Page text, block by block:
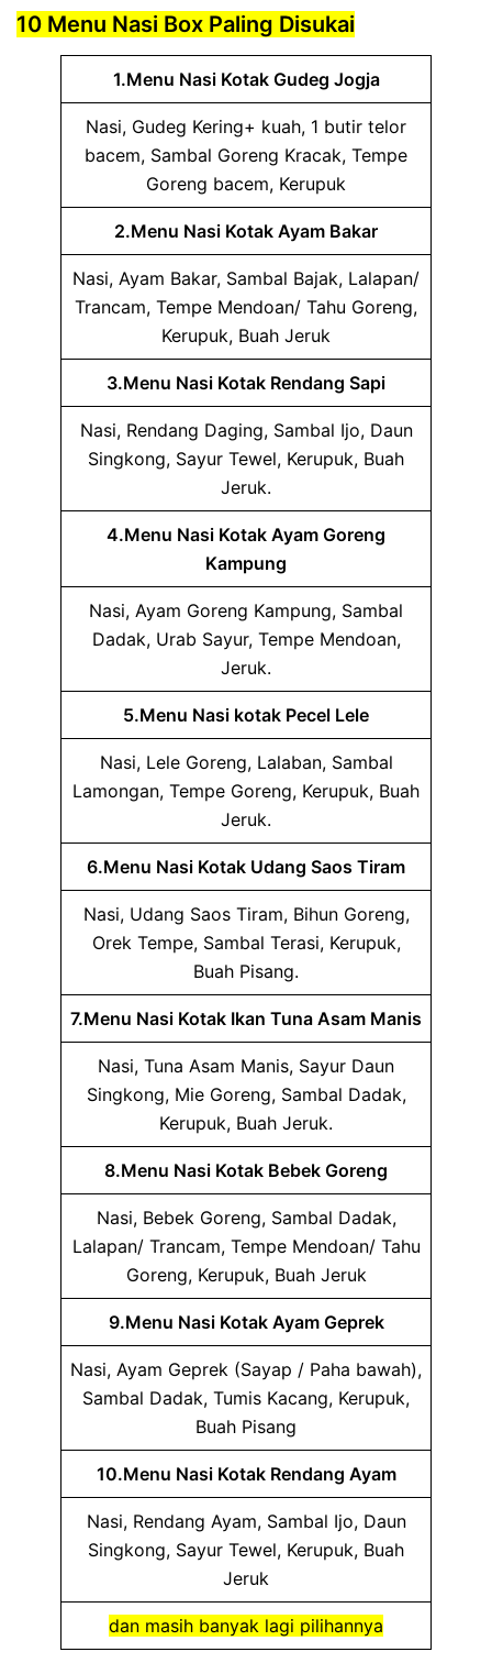
10 Menu Nasi Box Paling Disukai
1.Menu Nasi Kotak Gudeg Jogja
Nasi, Gudeg Kering+ kuah, 1 butir telor
bacem, Sambal Goreng Kracak, Tempe
Goreng bacem, Kerupuk
2.Menu Nasi Kotak Ayam Bakar
Nasi, Ayam Bakar, Sambal Bajak, Lalapan/
Trancam, Tempe Mendoan/ Tahu Goreng,
Kerupuk, Buah Jeruk
3.Menu Nasi Kotak Rendang Sapi
Nasi, Rendang Daging, Sambal Ijo, Daun
Singkong, Sayur Tewel, Kerupuk, Buah
Jeruk.
4.Menu Nasi Kotak Ayam Goreng
Kampung
Nasi, Ayam Goreng Kampung, Sambal
Dadak, Urab Sayur, Tempe Mendoan,
Jeruk.
5.Menu Nasi kotak Pecel Lele
Nasi, Lele Goreng, Lalaban, Sambal
Lamongan, Tempe Goreng, Kerupuk, Buah
Jeruk.
6.Menu Nasi Kotak Udang Saos Tiram
Nasi, Udang Saos Tiram, Bihun Goreng,
Orek Tempe, Sambal Terasi, Kerupuk,
Buah Pisang.
7.Menu Nasi Kotak Ikan Tuna Asam Manis
Nasi, Tuna Asam Manis, Sayur Daun
Singkong, Mie Goreng, Sambal Dadak,
Kerupuk, Buah Jeruk.
8.Menu Nasi Kotak Bebek Goreng
Nasi, Bebek Goreng, Sambal Dadak,
Lalapan/ Trancam, Tempe Mendoan/ Tahu
Goreng, Kerupuk, Buah Jeruk
9.Menu Nasi Kotak Ayam Geprek
Nasi, Ayam Geprek (Sayap / Paha bawah),
Sambal Dadak, Tumis Kacang, Kerupuk,
Buah Pisang
10.Menu Nasi Kotak Rendang Ayam
Nasi, Rendang Ayam, Sambal Ijo, Daun
Singkong, Sayur Tewel, Kerupuk, Buah
Jeruk
dan masih banyak lagi pilihannya